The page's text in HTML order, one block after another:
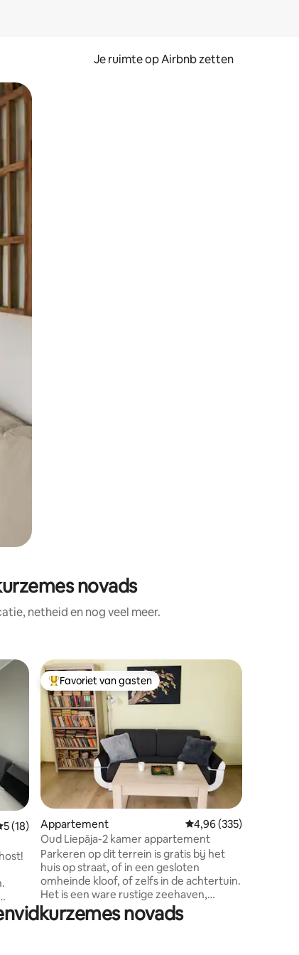
Je ruimte op Airbnb zetten
swipen.
novads
netheid en nog veel meer.
beoordeling van 5 uit 5, 18 recensies
5 (18)
Topfavoriet van gasten
Favoriet van gasten
Appartement Gemiddelde
4,96 (335)
Oud Liepāja-2 kamer appartement
Parkeren op dit terrein is gratis bij het
huis op straat, of in een gesloten
omheinde kloof, of zelfs in de achtertuin.
Het is een ware rustige zeehaven,
iedereen die in stilte staat en wil
ontspannen in de stad tussen de zee en
novads